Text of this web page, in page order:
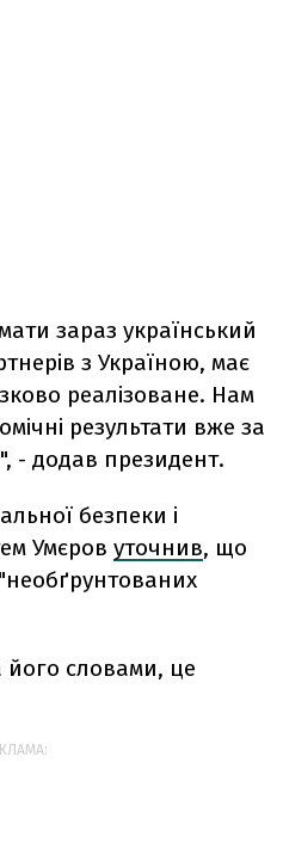
зараз український
з Україною, має
реалізоване. Нам
результати вже за
- додав президент.
безпеки і
Умєров уточнив, що
його словами, це